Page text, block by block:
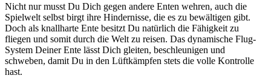
Nicht nur musst Du Dich gegen andere Enten wehren, auch die
Spielwelt selbst birgt ihre Hindernisse, die es zu bewältigen gibt.
Doch als knallharte Ente besitzt Du natürlich die Fähigkeit zu
fliegen und somit durch die Welt zu reisen. Das dynamische Flug-
System Deiner Ente lässt Dich gleiten, beschleunigen und
schweben, damit Du in den Lüftkämpfen stets die volle Kontrolle
hast.